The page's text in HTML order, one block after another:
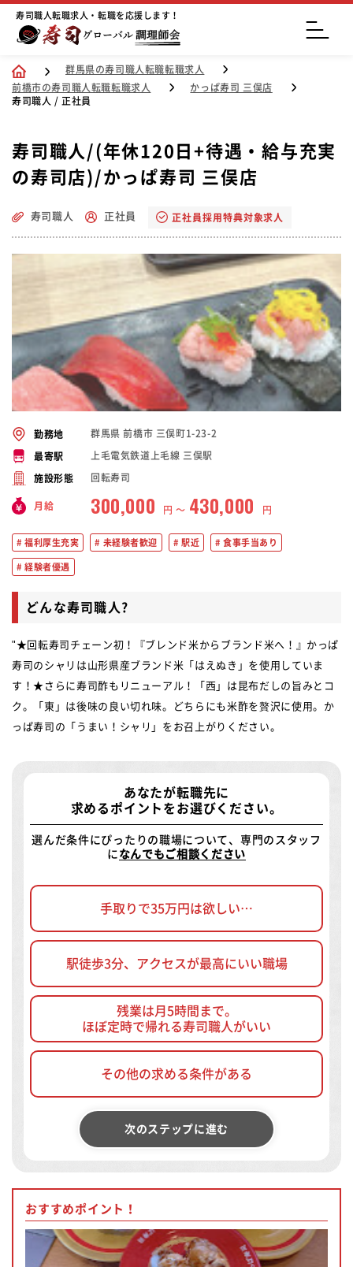
寿司職人転職求人・転職を応援します！
群馬県の寿司職人転職転職求人
前橋市の寿司職人転職転職求人
かっぱ寿司 三俣店
寿司職人 / 正社員
寿司職人/(年休120日+待遇・給与充実
の寿司店)/かっぱ寿司 三俣店
寿司職人 正社員 正社員採用特典対象求人
勤務地 群馬県 前橋市 三俣町1-23-2
最寄駅 上毛電気鉄道上毛線 三俣駅
施設形態 回転寿司
月給 300,000 円 〜 430,000 円
福利厚生充実 未経験者歓迎 駅近 食事手当あり
経験者優遇
どんな寿司職人?
"★回転寿司チェーン初！『ブレンド米からブランド米へ！』かっぱ
寿司のシャリは山形県産ブランド米「はえぬき」を使用していま
す！★さらに寿司酢もリニューアル！「西」は昆布だしの旨みとコ
ク。「東」は後味の良い切れ味。どちらにも米酢を贅沢に使用。か
っぱ寿司の「うまい！シャリ」をお召上がりください。
あなたが転職先に
求めるポイントをお選びください。
選んだ条件にぴったりの職場について、専門のスタッフ
に なんでもご相談ください
手取りで35万円は欲しい…
駅徒歩3分、アクセスが最高にいい職場
残業は月5時間まで。
ほぼ定時で帰れる寿司職人がいい
その他の求める条件がある
次のステップに進む
おすすめポイント！